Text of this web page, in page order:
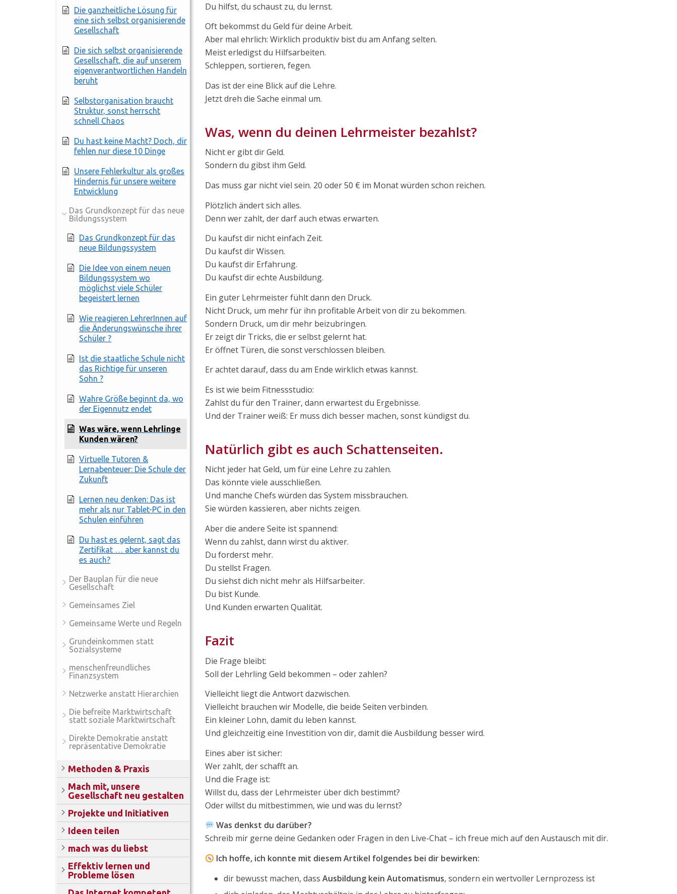
Die ganzheitliche Lösung für
eine sich selbst organisierende
Gesellschaft
Die sich selbst organisierende
Gesellschaft, die auf unserem
eigenverantwortlichen Handeln
beruht
Selbstorganisation braucht
Struktur, sonst herrscht
schnell Chaos
Du hast keine Macht? Doch, dir
fehlen nur diese 10 Dinge
Unsere Fehlerkultur als großes
Hindernis für unsere weitere
Entwicklung
Das Grundkonzept für das neue
Bildungssystem
Das Grundkonzept für das
neue Bildungssystem
Die Idee von einem neuen
Bildungssystem wo
möglichst viele Schüler
begeistert lernen
Wie reagieren LehrerInnen auf
die Änderungswünsche ihrer
Schüler ?
Ist die staatliche Schule nicht
das Richtige für unseren
Sohn ?
Wahre Größe beginnt da, wo
der Eigennutz endet
Was wäre, wenn Lehrlinge
Kunden wären?
Virtuelle Tutoren &
Lernabenteuer: Die Schule der
Zukunft
Lernen neu denken: Das ist
mehr als nur Tablet-PC in den
Schulen einführen
Du hast es gelernt, sagt das
Zertifikat … aber kannst du
es auch?
Der Bauplan für die neue
Gesellschaft
Gemeinsames Ziel
Gemeinsame Werte und Regeln
Grundeinkommen statt
Sozialsysteme
menschenfreundliches
Finanzsystem
Netzwerke anstatt Hierarchien
Die befreite Marktwirtschaft
statt soziale Marktwirtschaft
Direkte Demokratie anstatt
repräsentative Demokratie
Methoden & Praxis
Mach mit, unsere
Gesellschaft neu gestalten
Projekte und Initiativen
Ideen teilen
mach was du liebst
Effektiv lernen und
Probleme lösen
Du hilfst, du schaust zu, du lernst.
Oft bekommst du Geld für deine Arbeit.
Aber mal ehrlich: Wirklich produktiv bist du am Anfang selten.
Meist erledigst du Hilfsarbeiten.
Schleppen, sortieren, fegen.
Das ist der eine Blick auf die Lehre.
Jetzt dreh die Sache einmal um.
Was, wenn du deinen Lehrmeister bezahlst?
Nicht er gibt dir Geld.
Sondern du gibst ihm Geld.
Das muss gar nicht viel sein. 20 oder 50 € im Monat würden schon reichen.
Plötzlich ändert sich alles.
Denn wer zahlt, der darf auch etwas erwarten.
Du kaufst dir nicht einfach Zeit.
Du kaufst dir Wissen.
Du kaufst dir Erfahrung.
Du kaufst dir echte Ausbildung.
Ein guter Lehrmeister fühlt dann den Druck.
Nicht Druck, um mehr für ihn profitable Arbeit von dir zu bekommen.
Sondern Druck, um dir mehr beizubringen.
Er zeigt dir Tricks, die er selbst gelernt hat.
Er öffnet Türen, die sonst verschlossen bleiben.
Er achtet darauf, dass du am Ende wirklich etwas kannst.
Es ist wie beim Fitnessstudio:
Zahlst du für den Trainer, dann erwartest du Ergebnisse.
Und der Trainer weiß: Er muss dich besser machen, sonst kündigst du.
Natürlich gibt es auch Schattenseiten.
Nicht jeder hat Geld, um für eine Lehre zu zahlen.
Das könnte viele ausschließen.
Und manche Chefs würden das System missbrauchen.
Sie würden kassieren, aber nichts zeigen.
Aber die andere Seite ist spannend:
Wenn du zahlst, dann wirst du aktiver.
Du forderst mehr.
Du stellst Fragen.
Du siehst dich nicht mehr als Hilfsarbeiter.
Du bist Kunde.
Und Kunden erwarten Qualität.
Fazit
Die Frage bleibt:
Soll der Lehrling Geld bekommen – oder zahlen?
Vielleicht liegt die Antwort dazwischen.
Vielleicht brauchen wir Modelle, die beide Seiten verbinden.
Ein kleiner Lohn, damit du leben kannst.
Und gleichzeitig eine Investition von dir, damit die Ausbildung besser wird.
Eines aber ist sicher:
Wer zahlt, der schafft an.
Und die Frage ist:
Willst du, dass der Lehrmeister über dich bestimmt?
Oder willst du mitbestimmen, wie und was du lernst?
Was denkst du darüber?
Schreib mir gerne deine Gedanken oder Fragen in den Live-Chat – ich freue mich auf den Austausch mit dir.
Ich hoffe, ich konnte mit diesem Artikel folgendes bei dir bewirken:
dir bewusst machen, dass Ausbildung kein Automatismus, sondern ein wertvoller Lernprozess ist